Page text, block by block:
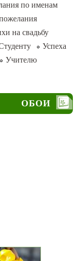
по именам
на свадьбу
Успеха
Учителю
ОБОИ